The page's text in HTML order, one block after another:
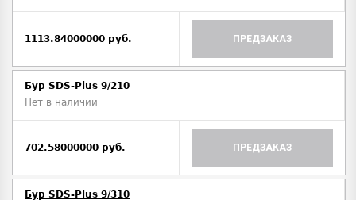
1113.84000000 руб. ПРЕДЗАКАЗ
Бур SDS-Plus 9/210
Нет в наличии
702.58000000 руб. ПРЕДЗАКАЗ
Бур SDS-Plus 9/310